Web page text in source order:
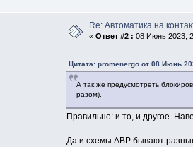
Re: Автоматика на
« Ответ #2 : 08 Июнь 2023,
Цитата: promenergo от 08 Июнь
А так же предусмотреть
разом).
Правильно: и то, и другое.
Да и схемы АВР бывают